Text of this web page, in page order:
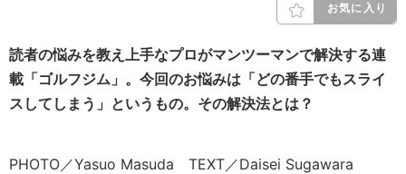
お気に入り
読者の悩みを教え上手なプロがマンツーマンで解決する連
載「ゴルフジム」。今回のお悩みは「どの番手でもスライ
スしてしまう」というもの。その解決法とは？
PHOTO／Yasuo Masuda TEXT／Daisei Sugawara